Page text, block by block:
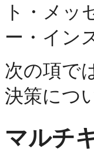
ト・メッ
ー・イン
次の項で
決策につ
マルチ